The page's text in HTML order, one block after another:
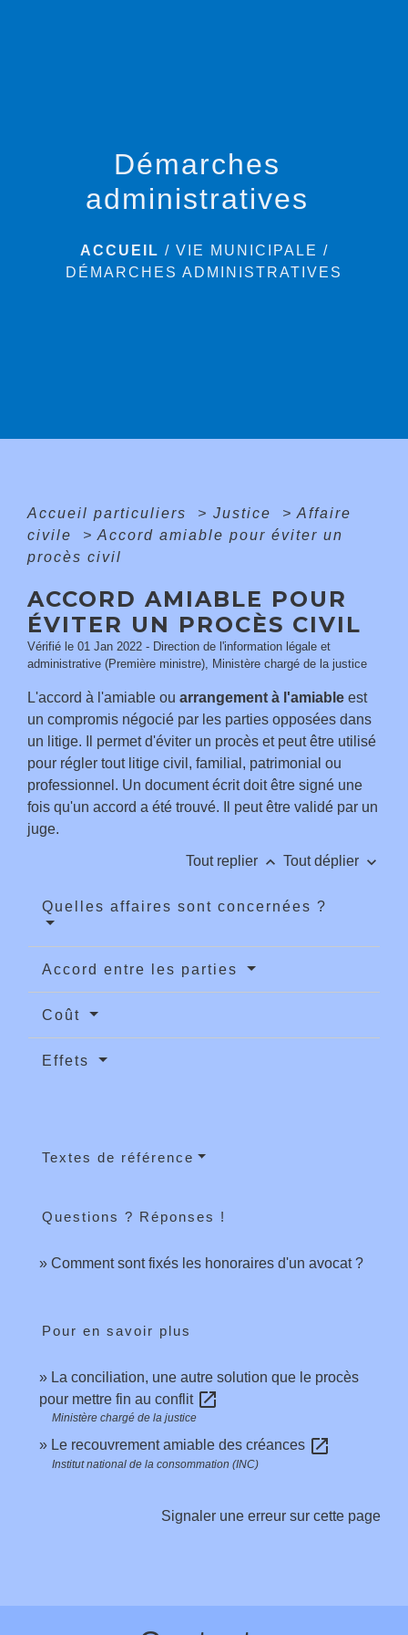
Démarches
administratives
ACCUEIL / VIE MUNICIPALE /
DÉMARCHES ADMINISTRATIVES
Accueil particuliers > Justice > Affaire
civile
> Accord amiable pour éviter un
procès civil
ACCORD AMIABLE POUR
ÉVITER UN PROCÈS CIVIL
Vérifié le 01 Jan 2022 - Direction de l'information légale et
administrative (Première ministre), Ministère chargé de la justice
L'accord à l'amiable ou arrangement à l'amiable est
un compromis négocié par les parties opposées dans
un litige. Il permet d'éviter un procès et peut être utilisé
pour régler tout litige civil, familial, patrimonial ou
professionnel. Un document écrit doit être signé une
fois qu'un accord a été trouvé. Il peut être validé par un
juge.
Tout replier keyboard_arrow_up Tout déplier keyboard_arrow_down
Quelles affaires sont concernées ?
Accord entre les parties
Coût
Effets
Textes de référence
Questions ? Réponses !
Comment sont fixés les honoraires d'un avocat ?
Pour en savoir plus
La conciliation, une autre solution que le procès
pour mettre fin au conflit open_in_new
Ministère chargé de la justice
Le recouvrement amiable des créances open_in_new
Institut national de la consommation (INC)
Signaler une erreur sur cette page